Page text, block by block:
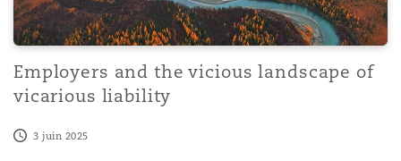
Employers and the vicious landscape of
vicarious liability
3 juin 2025